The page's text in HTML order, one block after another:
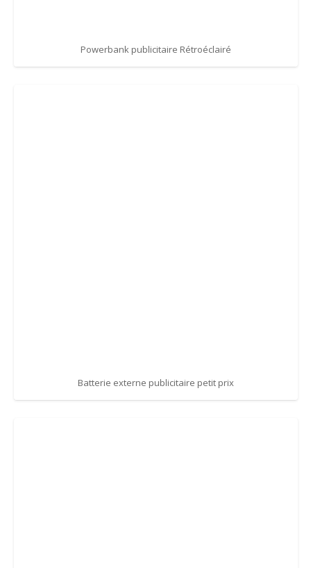
Powerbank publicitaire Rétroéclairé
Batterie externe publicitaire petit prix